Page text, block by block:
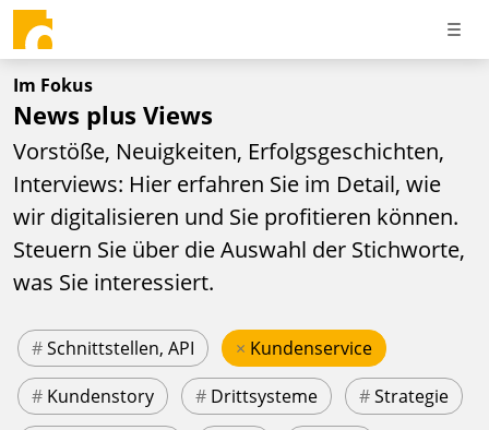
Im Fokus
News plus Views
Vorstöße, Neuigkeiten, Erfolgsgeschichten,
Interviews: Hier erfahren Sie im Detail, wie
wir digitalisieren und Sie profitieren können.
Steuern Sie über die Auswahl der Stichworte,
was Sie interessiert.
#Schnittstellen, API × Kundenservice
# Kundenstory # Drittsysteme #Strategie